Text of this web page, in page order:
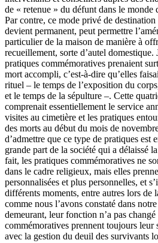
de « retenue » du défunt dans le
Par contre, ce mode privé de destination
devient permanent, peut permettre
particulier de la maison de manière à
recueillement, sorte d’autel domestique.
pratiques commémoratives prenaient
mort accompli, c’est-à-dire qu’elles
rituel – le temps de l’exposition du
et le temps de la sépulture –. Cette
comprenait essentiellement le service
visites au cimetière et les pratiques
des morts au début du mois de
d’admettre que ce type de pratiques est
grande part de la société qui a délaissé
fait, les pratiques commémoratives ne
dans le cadre religieux, mais elles
personnalisées et plus personnelles, et
différents moments, entre autres lors de
comme nous l’avons constaté dans
demeurant, leur fonction n’a pas
commémoratives prennent toujours
avec la gestion du deuil des survivants